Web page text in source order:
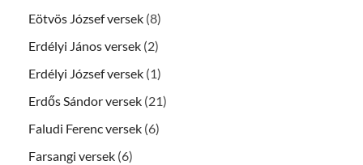
Eötvös József versek (8)
Erdélyi János versek (2)
Erdélyi József versek (1)
Erdős Sándor versek (21)
Faludi Ferenc versek (6)
Farsangi versek (6)